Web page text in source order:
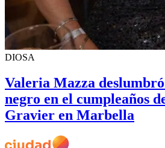
DIOSA
Valeria Mazza
negro en el cumpleaños
Gravier en Marbella